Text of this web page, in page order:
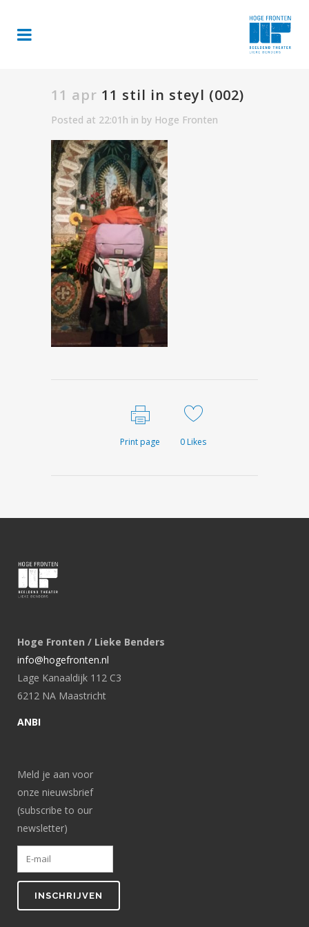
11 apr 11 stil in steyl (002)
Posted at 22:01h in by Hoge Fronten
Print page 0Likes
Hoge Fronten / Lieke Benders
info@hogefronten.nl
Lage Kanaaldijk 112 C3
6212 NA Maastricht
ANBI
Meld je aan voor
onze nieuwsbrief
(subscribe to our
newsletter)